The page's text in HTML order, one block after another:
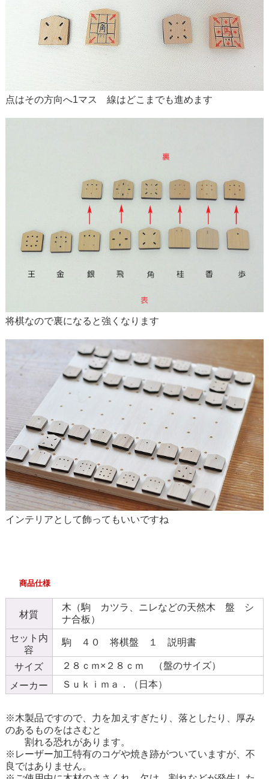
点はその方向へ1マス 線はどこまでも進めます
将棋なので裏になると強くなります
インテリアとして飾ってもいいですね
商品仕様
材質
木（駒 カツラ、ニレなどの天然木 盤 シ
ナ合板）
セット内
容
駒 ４０ 将棋盤 １ 説明書
サイズ
２８ｃｍ×２８ｃｍ （盤のサイズ）
メーカー
Ｓｕｋｉｍａ．（日本）
※木製品ですので、力を加えすぎたり、落としたり、厚み
のあるものをはさむと
割れる恐れがあります。
※レーザー加工特有のコゲや焼き跡がついていますが、不
良ではありません。